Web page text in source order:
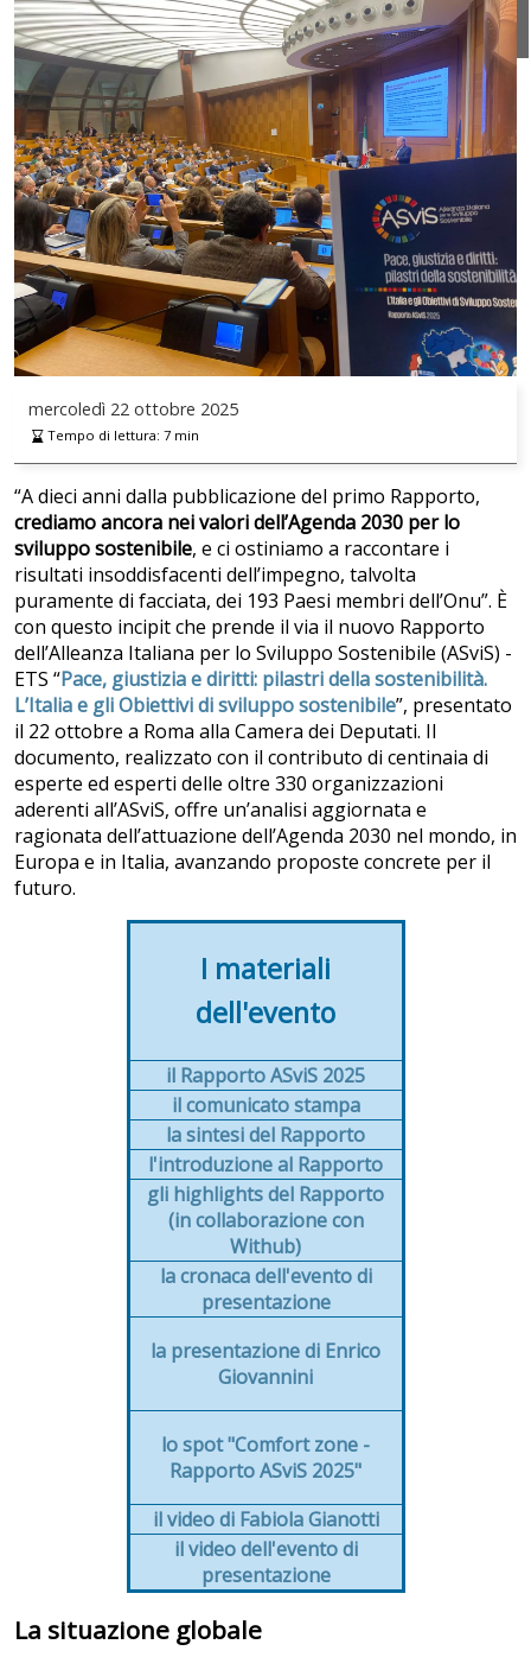
mercoledì 22 ottobre 2025
Tempo di lettura: 7min
“A dieci anni dalla pubblicazione del primo Rapporto,
crediamo ancora nei valori dell’Agenda 2030 per lo
sviluppo sostenibile, e ci ostiniamo a raccontare i
risultati insoddisfacenti dell’impegno, talvolta
puramente di facciata, dei 193 Paesi membri dell’Onu”. È
con questo incipit che prende il via il nuovo Rapporto
dell’Alleanza Italiana per lo Sviluppo Sostenibile (ASviS) -
ETS “Pace, giustizia e diritti: pilastri della sostenibilità.
L’Italia e gli Obiettivi di sviluppo sostenibile”, presentato
il 22 ottobre a Roma alla Camera dei Deputati. Il
documento, realizzato con il contributo di centinaia di
esperte ed esperti delle oltre 330 organizzazioni
aderenti all’ASviS, offre un’analisi aggiornata e
ragionata dell’attuazione dell’Agenda 2030 nel mondo, in
Europa e in Italia, avanzando proposte concrete per il
futuro.
I materiali
dell'evento
il Rapporto ASviS 2025
il comunicato stampa
la sintesi del Rapporto
l'introduzione al Rapporto
gli highlights del Rapporto
(in collaborazione con
Withub)
la cronaca dell'evento di
presentazione
la presentazione di Enrico
Giovannini
lo spot "Comfort zone -
Rapporto ASviS 2025"
il video di Fabiola Gianotti
il video dell'evento di
presentazione
La situazione globale